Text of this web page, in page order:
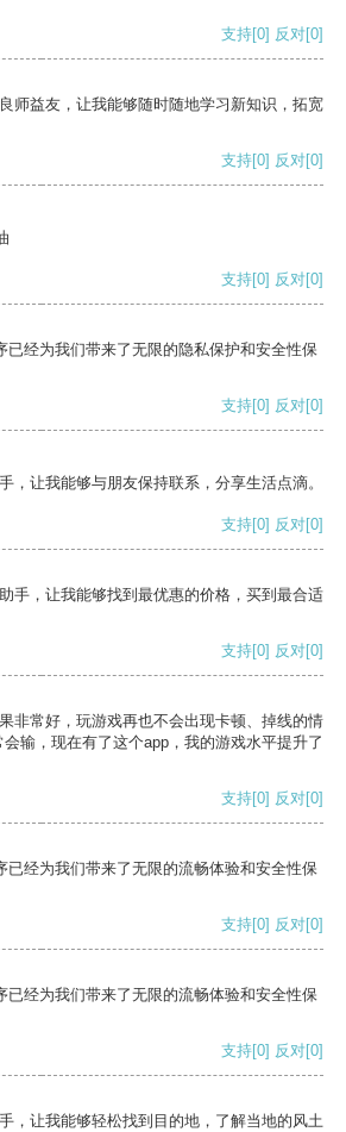
支持[0] 反对[0]
师益友，让我能够随时随地学习新知识，拓宽
支持[0] 反对[0]
支持[0] 反对[0]
已经为我们带来了无限的隐私保护和安全性保
支持[0] 反对[0]
，让我能够与朋友保持联系，分享生活点滴。
支持[0] 反对[0]
手，让我能够找到最优惠的价格，买到最合适
支持[0] 反对[0]
非常好，玩游戏再也不会出现卡顿、掉线的情
输，现在有了这个app，我的游戏水平提升了
支持[0] 反对[0]
已经为我们带来了无限的流畅体验和安全性保
支持[0] 反对[0]
已经为我们带来了无限的流畅体验和安全性保
支持[0] 反对[0]
，让我能够轻松找到目的地，了解当地的风土